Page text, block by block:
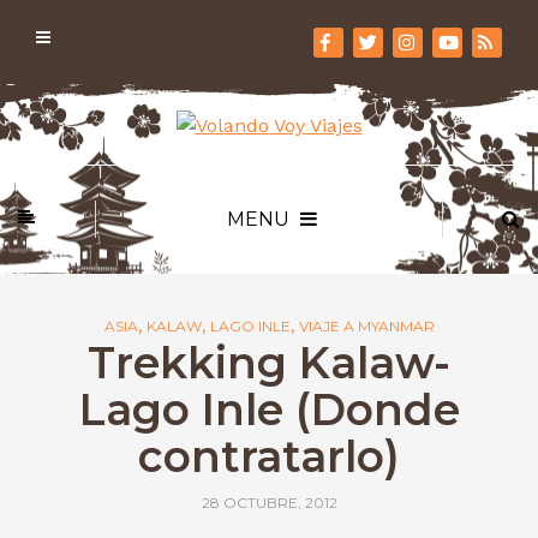
MENU
ASIA, KALAW, LAGO INLE, VIAJE A MYANMAR
Trekking Kalaw-
Lago Inle (Donde
contratarlo)
28 OCTUBRE, 2012